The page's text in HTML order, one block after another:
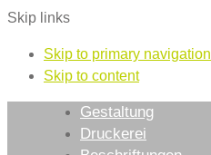
Skip links
Skip to primary navigation
Skip to content
Gestaltung
Druckerei